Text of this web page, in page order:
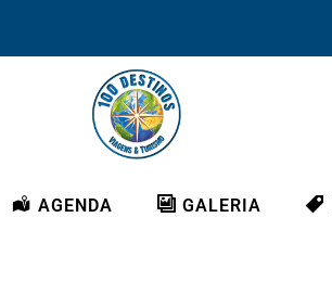
AGENDA GALERIA